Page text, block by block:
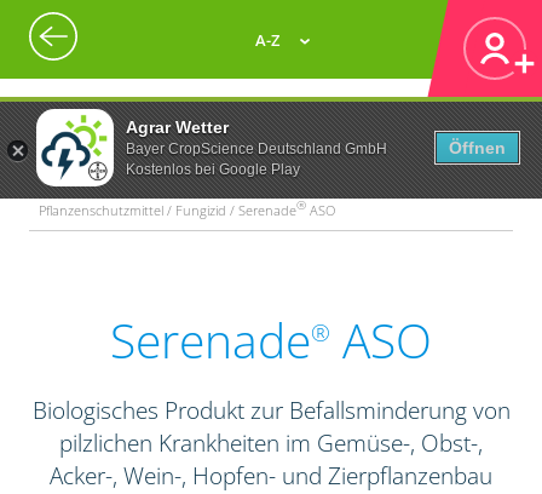
Agrar Wetter
Bayer CropScience Deutschland GmbH
Kostenlos bei Google Play
Öffnen
A-Z
Pflanzenschutzmittel / Fungizid / Serenade® ASO
Serenade® ASO
Biologisches Produkt zur Befallsminderung von
pilzlichen Krankheiten im Gemüse-, Obst-,
Acker-, Wein-, Hopfen- und Zierpflanzenbau